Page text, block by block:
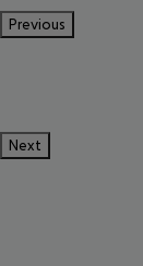
Previous
Next